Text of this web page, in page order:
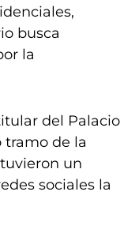
busca
la
del Palacio
de la
un
sociales la